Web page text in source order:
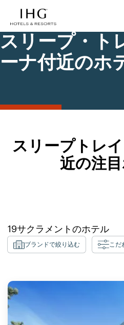
スリープ・ト
ーナ付近のホ
スリープトレ
近の注
19サクラメント のホテル
ブランドで絞り込む こだ